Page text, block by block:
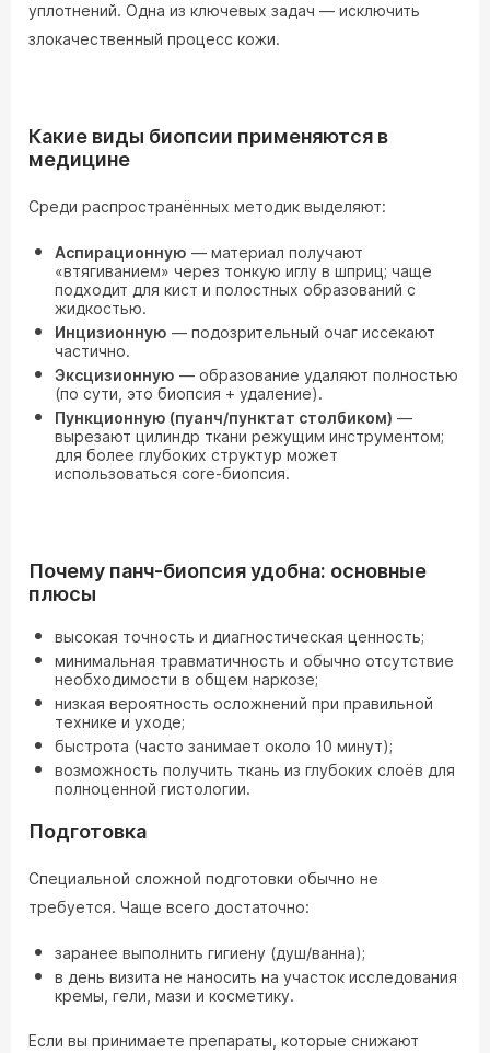
уплотнений. Одна из ключевых задач — исключить
злокачественный процесс кожи.
Какие виды биопсии применяются в
медицине
Среди распространённых методик выделяют:
Аспирационную — материал получают
«втягиванием» через тонкую иглу в шприц; чаще
подходит для кист и полостных образований с
жидкостью.
Инцизионную — подозрительный очаг иссекают
частично.
Эксцизионную — образование удаляют полностью
(по сути, это биопсия + удаление).
Пункционную (пуанч/пунктат столбиком) —
вырезают цилиндр ткани режущим инструментом;
для более глубоких структур может
использоваться core-биопсия.
Почему панч-биопсия удобна: основные
плюсы
высокая точность и диагностическая ценность;
минимальная травматичность и обычно отсутствие
необходимости в общем наркозе;
низкая вероятность осложнений при правильной
технике и уходе;
быстрота (часто занимает около 10 минут);
возможность получить ткань из глубоких слоёв для
полноценной гистологии.
Подготовка
Специальной сложной подготовки обычно не
требуется. Чаще всего достаточно:
заранее выполнить гигиену (душ/ванна);
в день визита не наносить на участок исследования
кремы, гели, мази и косметику.
Если вы принимаете препараты, которые снижают